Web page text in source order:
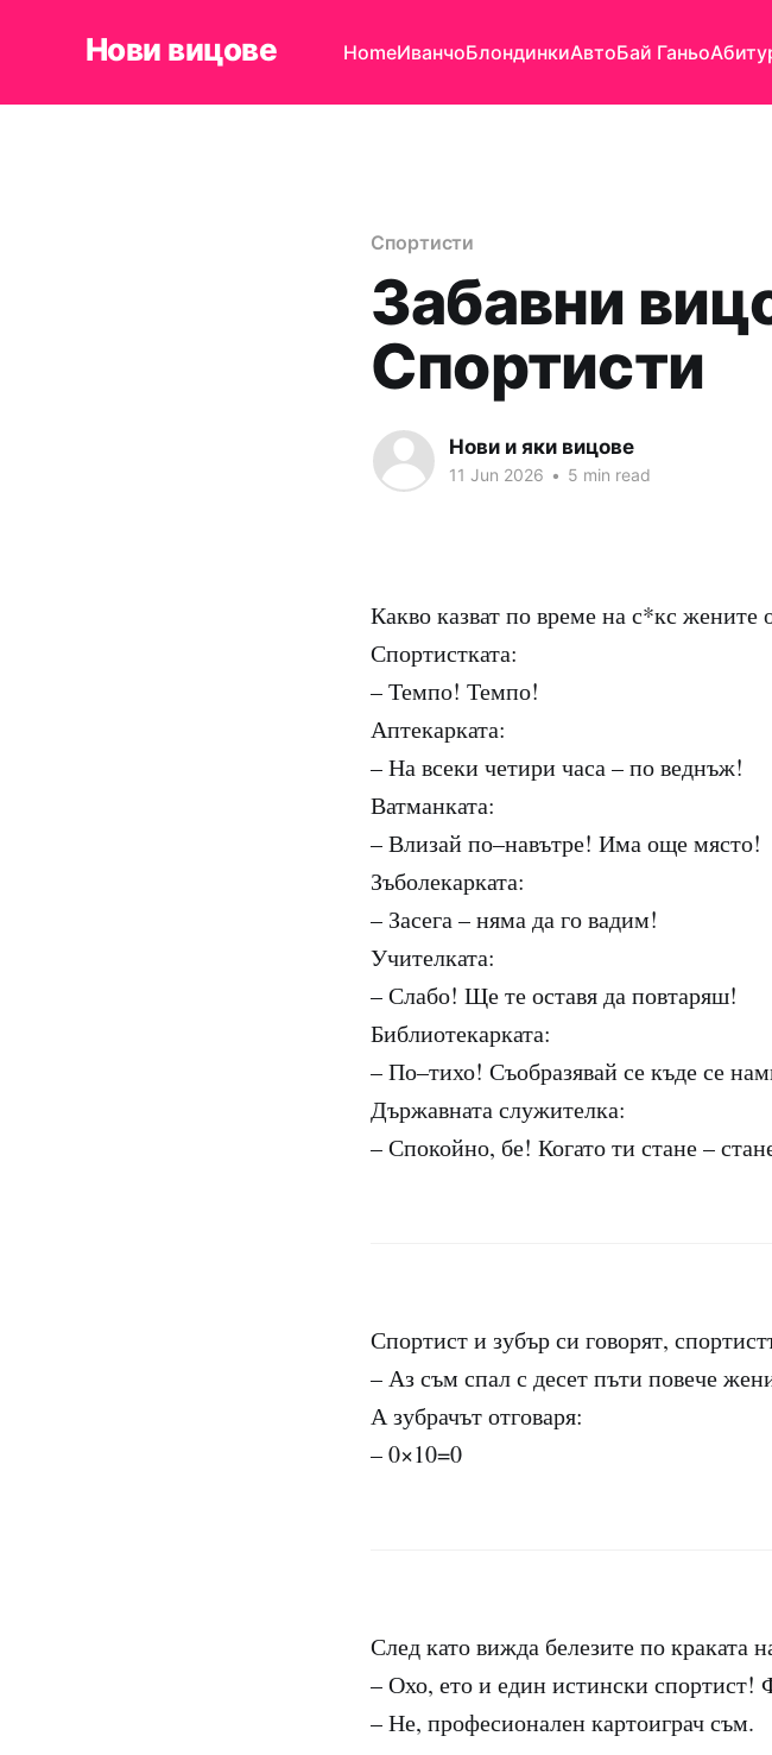
Нови вицове HomeИванчоБлондинкиАвтоБай Ганьо
Спортисти
Забавни
Спортисти
Нови и яки вицове
11 Jun 2026 • 5 min read
Какво казват по време на с*кс жените
Спортистката:
– Темпо! Темпо!
Аптекарката:
– На всеки четири часа – по веднъж!
Ватманката:
– Влизай по–навътре! Има още място!
Зъболекарката:
– Засега – няма да го вадим!
Учителката:
– Слабо! Ще те оставя да повтаряш!
Библиотекарката:
– По–тихо! Съобразявай се къде се
Държавната служителка:
– Спокойно, бе! Когато ти стане –
Спортист и зубър си говорят,
– Аз съм спал с десет пъти повече
А зубрачът отговаря:
– 0×10=0
След като вижда белезите по краката
– Охо, ето и един истински спортист!
– Не, професионален картоиграч съм.